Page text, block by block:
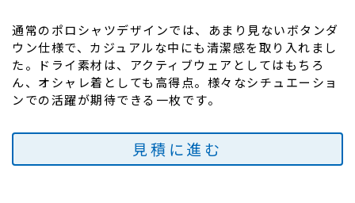
通常のポロシャツデザインでは、あまり見ないボタンダ
ウン仕様で、カジュアルな中にも清潔感を取り入れまし
た。ドライ素材は、アクティブウェアとしてはもちろ
ん、オシャレ着としても高得点。様々なシチュエーショ
ンでの活躍が期待できる一枚です。
見積に進む